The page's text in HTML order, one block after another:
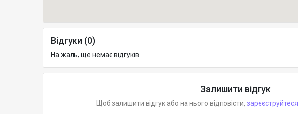
Відгуки (0)
На жаль, ще немає відгуків.
Залишити відгук
Щоб залишити відгук або на нього відповісти, зареєструйтеся